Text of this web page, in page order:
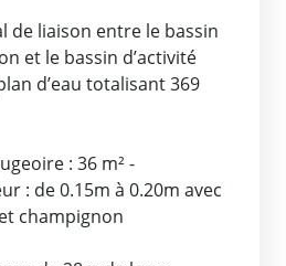
de liaison entre le bassin
et le bassin d’activité
d’eau totalisant 369
: 36 m² -
: de 0.15m à 0.20m avec
champignon